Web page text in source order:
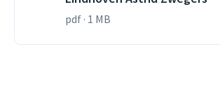
pdf · 1 MB